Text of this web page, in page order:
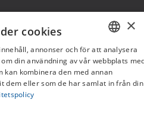
SWEDISH
FI
×
cookies
annonser och för att analysera
din användning av vår webbplats
kan kombinera den med annan
dem eller som de har samlat in från din